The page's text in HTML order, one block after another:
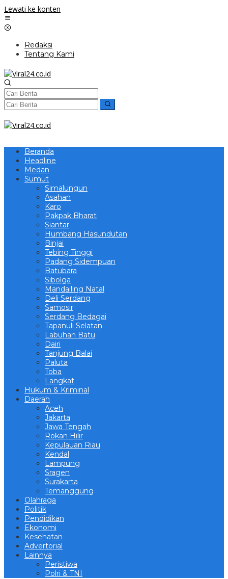
Lewati ke konten
Redaksi
Tentang Kami
Beranda
Headline
Medan
Sumut
Simalungun
Asahan
Karo
Pakpak Bharat
Siantar
Humbang Hasundutan
Binjai
Tebing Tinggi
Padang Sidempuan
Batubara
Sibolga
Mandailing Natal
Deli Serdang
Samosir
Serdang Bedagai
Tapanuli Selatan
Labuhan Batu
Dairi
Tanjung Balai
Paluta
Toba
Langkat
Hukum & Kriminal
Daerah
Aceh
Jakarta
Jawa Tengah
Rokan Hilir
Kepulauan Riau
Kendal
Lampung
Sragen
Surakarta
Temanggung
Olahraga
Politik
Pendidikan
Ekonomi
Kesehatan
Advertorial
Lainnya
Peristiwa
Polri & TNI